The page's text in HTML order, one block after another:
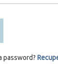
password?